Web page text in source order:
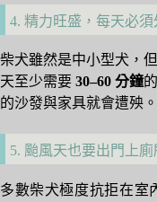
4. 精力旺盛，每天必須
柴犬雖然是中小型犬，
天至少需要 30–60 分鐘
的沙發與家具就會遭殃。
5. 颱風天也要出門上廁
多數柴犬極度抗拒在室